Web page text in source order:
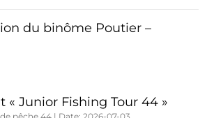
du binôme Poutier –
« Junior Fishing Tour 44 »